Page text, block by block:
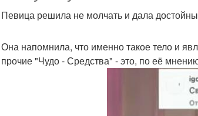
Певица решила не молчать и дала
Она напомнила, что именно такое тело и
прочие "Чудо - Средства" - это, по её